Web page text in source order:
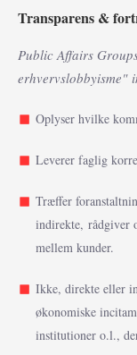
Transparens &
Public Affairs
erhvervslobbyisme"
Oplyser hvilke
Leverer faglig
Træffer
indirekte, rådgiver
mellem kunder.
Ikke, direkte eller
økonomiske
institutioner o.l.,